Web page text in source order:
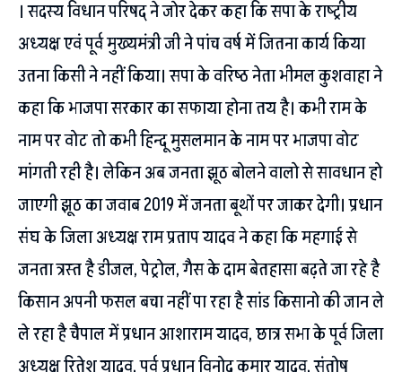
। सदस्य विधान परिषद् ने जोर देकर कहा कि सपा के राष्ट्रीय
अध्यक्ष एवं पूर्व मुख्यमंत्री जी ने पांच वर्ष में जितना कार्य किया
उतना किसी ने नहीं किया। सपा के वरिष्ठ नेता भीमल कुशवाहा ने
कहा कि भाजपा सरकार का सफाया होना तय है। कभी राम के
नाम पर वोट तो कभी हिन्दू मुसलमान के नाम पर भाजपा वोट
मांगती रही है। लेकिन अब जनता झूठ बोलने वालो से सावधान हो
जाएगी झूठ का जवाब 2019 में जनता बूथों पर जाकर देगी। प्रधान
संघ के जिला अध्यक्ष राम प्रताप यादव ने कहा कि महगाई से
जनता त्रस्त है डीजल, पेट्रोल, गैस के दाम बेतहासा बढ़ते जा रहे है
किसान अपनी फसल बचा नहीं पा रहा है सांड किसानो की जान ले
ले रहा है चैपाल में प्रधान आशाराम यादव, छात्र सभा के पूर्व जिला
अध्यक्ष रितेश यादव, पूर्व प्रधान विनोद कुमार यादव, संतोष